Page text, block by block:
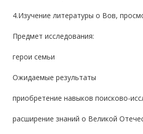
4.Изучение литературы о Вов,
Предмет исследования:
герои семьи
Ожидаемые результаты
приобретение навыков поисково-
расширение знаний о Великой